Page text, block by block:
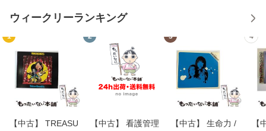
ウィークリーランキング
1
【中古】 TREASU
2
【中古】 看護管理
3
【中古】 生命力 /
4
【